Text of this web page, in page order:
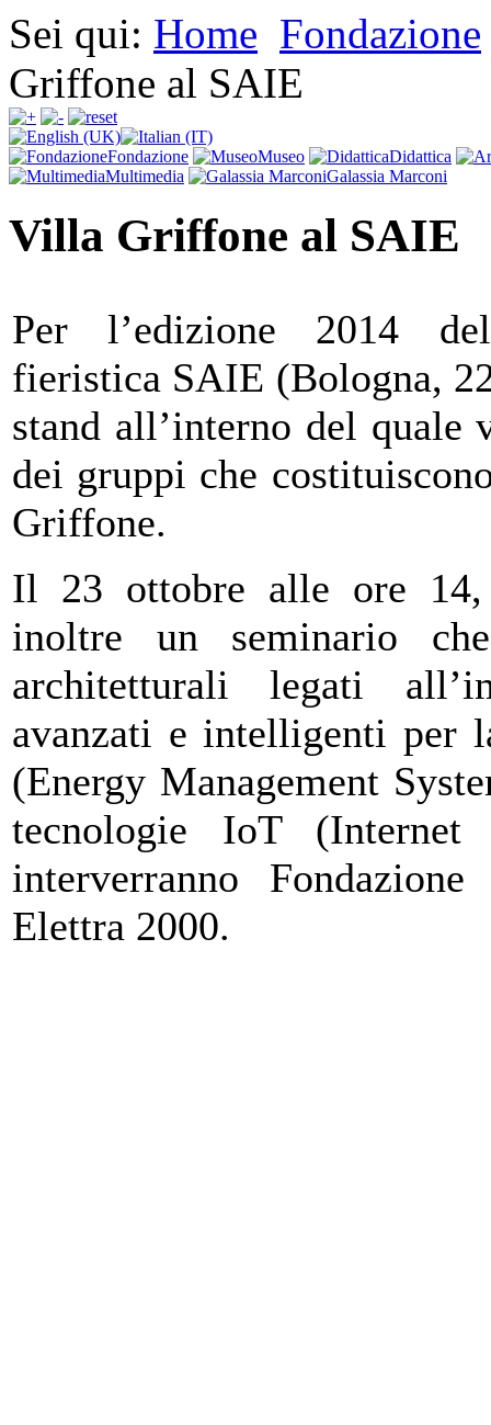
Sei qui: Home Fondazione
Griffone al SAIE
Fondazione Museo
Didattica
Multimedia
Galassia Marconi
Villa Griffone al SAIE
Per l’edizione 2014
fieristica SAIE (Bologna,
stand all’interno del quale
dei gruppi che
Griffone.
Il 23 ottobre alle ore
inoltre un seminario
architetturali legati
avanzati e intelligenti per
(Energy Management
tecnologie IoT
interverranno
Elettra 2000.